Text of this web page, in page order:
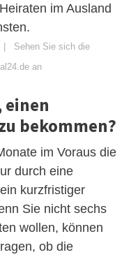
im Ausland
| Sehen Sie sich die
an
einen
bekommen?
im Voraus die
durch eine
kurzfristiger
Sie nicht sechs
wollen, können
ob die